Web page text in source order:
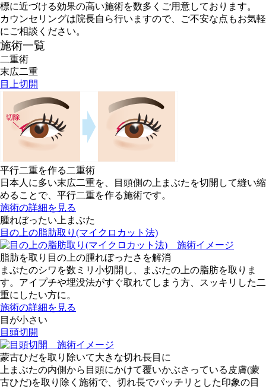
標に近づける効果の高い施術を数多くご用意しております。
カウンセリングは院長自ら行いますので、ご不安な点もお気軽
にご相談ください。
施術一覧
二重術
末広二重
目上切開
平行二重を作る二重術
日本人に多い末広二重を、目頭側の上まぶたを切開して縫い縮
めることで、平行二重を作る施術です。
施術の詳細を見る
腫れぼったい上まぶた
目の上の脂肪取り(マイクロカット法)
脂肪を取り目の上の腫れぼったさを解消
まぶたのシワを数ミリ小切開し、まぶたの上の脂肪を取りま
す。アイプチや埋没法がすぐ取れてしまう方、スッキリした二
重にしたい方に。
施術の詳細を見る
目が小さい
目頭切開
蒙古ひだを取り除いて大きな切れ長目に
上まぶたの内側から目頭にかけて覆いかぶさっている皮膚(蒙
古ひだ)を取り除く施術で、切れ長でパッチリとした印象の目